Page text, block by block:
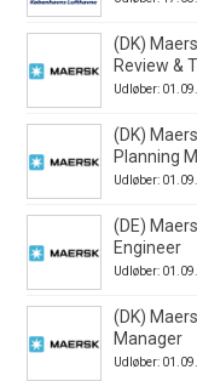
(DK)
Review &
Udløber:
(DK)
Planning
Udløber:
(DE)
Engineer
Udløber:
(DK)
Manager
Udløber: